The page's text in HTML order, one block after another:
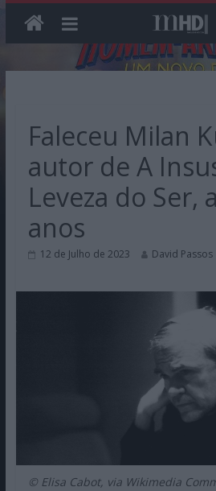
Faleceu Milan
autor de A
Leveza do Ser,
anos
12 de Julho de 2023 David Passos
© Elisa Cabot, via Wikimedia